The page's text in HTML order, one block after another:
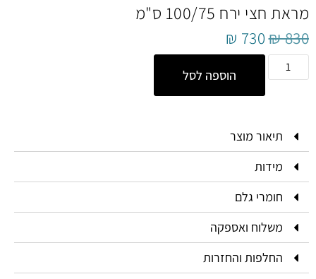
מראת חצי ירח 100/75 ס"מ
₪830
₪ 730
הוספה לסל
תיאור מוצר
מידות
חומרי גלם
משלוח ואספקה
החלפות והחזרות